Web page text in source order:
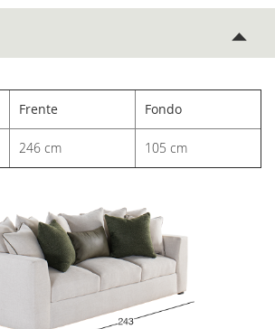
Frente Fondo
246 cm 105 cm